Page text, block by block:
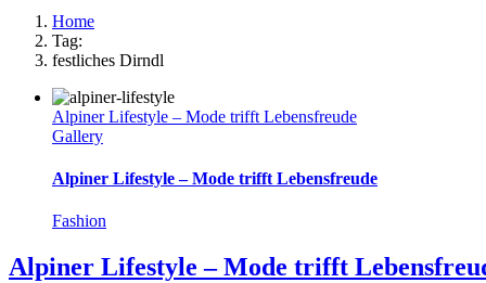
Home
Tag:
festliches Dirndl
Alpiner Lifestyle – Mode trifft Lebensfreude
Gallery
Alpiner Lifestyle – Mode trifft Lebensfreude
Fashion
Alpiner Lifestyle – Mode trifft